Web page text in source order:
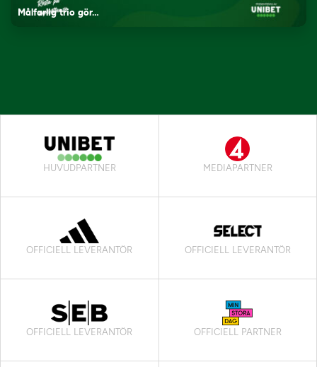
Målfarlig trio gör…
HUVUDPARTNER MEDIAPARTNER
OFFICIELL LEVERANTÖR OFFICIELL LEVERANTÖR
OFFICIELL LEVERANTÖR OFFICIELL PARTNER